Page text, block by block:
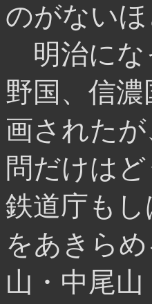
のがないほ
明治にな
野国、信
画された
問だけは
鉄道庁も
をあきら
山・中尾